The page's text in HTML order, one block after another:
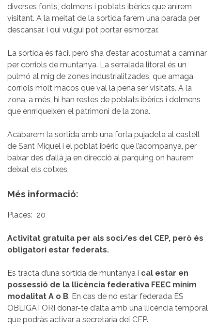
diverses fonts, dolmens i poblats ibèrics que anirem
visitant. A la meitat de la sortida farem una parada per
descansar, i qui vulgui pot portar esmorzar.
La sortida és fàcil però s’ha d’estar acostumat a caminar
per corriols de muntanya. La serralada litoral és un
pulmó al mig de zones industrialitzades, que amaga
corriols molt macos que val la pena ser visitats. A la
zona, a més, hi han restes de poblats ibèrics i dolmens
que enrriqueixen el patrimoni de la zona.
Acabarem la sortida amb una forta pujadeta al castell
de Sant Miquel i el poblat ibèric que l’acompanya, per
baixar des d’allà ja en direcció al parquing on haurem
deixat els cotxes.
Més informació:
Places: 20
Activitat gratuita per als soci/es del CEP, però és
obligatori estar federats.
Es tracta d’una sortida de muntanya i cal estar en
possessió de la llicència federativa FEEC mínim
modalitat A o B. En cas de no estar federada ÉS
OBLIGATORI donar-te d’alta amb una llicència temporal
que podràs activar a secretaria del CEP.